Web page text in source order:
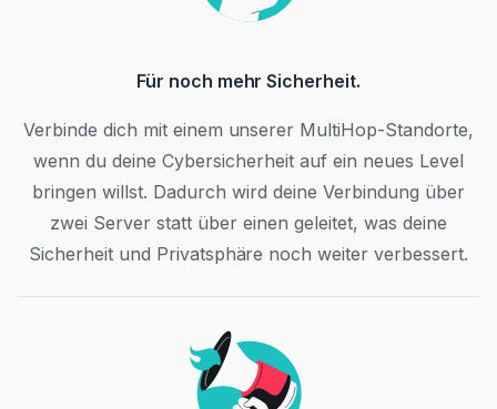
Für noch mehr Sicherheit.
Verbinde dich mit einem unserer MultiHop-Standorte,
wenn du deine Cybersicherheit auf ein neues Level
bringen willst. Dadurch wird deine Verbindung über
zwei Server statt über einen geleitet, was deine
Sicherheit und Privatsphäre noch weiter verbessert.